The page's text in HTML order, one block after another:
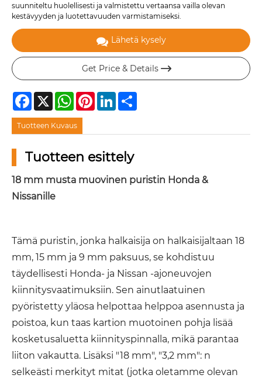
suunniteltu huolellisesti ja valmistettu vertaansa vailla olevan
kestävyyden ja luotettavuuden varmistamiseksi.
Lähetä kysely
Get Price & Details 
Facebook
X WhatsAppPinterestLinkedIn
Tuotteen Kuvaus
Tuotteen esittely
18 mm musta muovinen puristin Honda &
Nissanille
Tämä puristin, jonka halkaisija on halkaisijaltaan 18
mm, 15 mm ja 9 mm paksuus, se kohdistuu
täydellisesti Honda- ja Nissan -ajoneuvojen
kiinnitysvaatimuksiin. Sen ainutlaatuinen
pyöristetty yläosa helpottaa helppoa asennusta ja
poistoa, kun taas kartion muotoinen pohja lisää
kosketusaluetta kiinnityspinnalla, mikä parantaa
liiton vakautta. Lisäksi "18 mm", "3,2 mm": n
selkeästi merkityt mitat (jotka oletamme olevan